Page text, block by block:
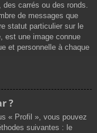
des carrés ou des ronds.
de messages que
statut particulier sur le
est une image connue
et personnelle à chaque
?
« Profil », vous pouvez
suivantes : le